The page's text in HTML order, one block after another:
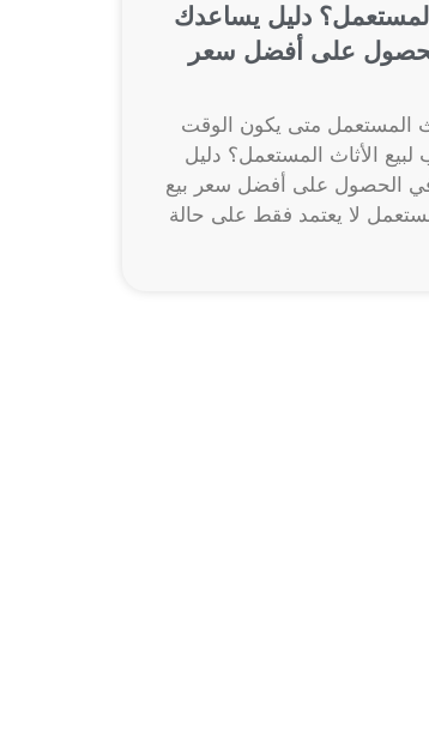
المستعمل؟ دليل يساعدك
على أفضل سعر
المستعمل متى يكون الوقت
لبيع الأثاث المستعمل؟ دليل
الحصول على أفضل سعر بيع
لا يعتمد فقط على حالة